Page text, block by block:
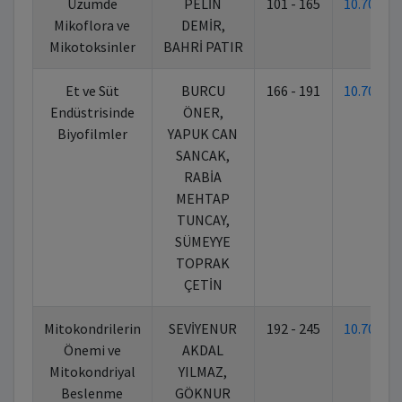
Üzümde
Mikoflora ve
Mikotoksinler
PELİN
DEMİR,
BAHRİ PATIR
101 - 165
Et ve Süt
Endüstrisinde
Biyofilmler
BURCU
ÖNER,
YAPUK CAN
SANCAK,
RABİA
MEHTAP
TUNCAY,
SÜMEYYE
TOPRAK
ÇETİN
166 - 191
Mitokondrilerin
Önemi ve
Mitokondriyal
Beslenme
SEVİYENUR
AKDAL
YILMAZ,
GÖKNUR
192 - 245